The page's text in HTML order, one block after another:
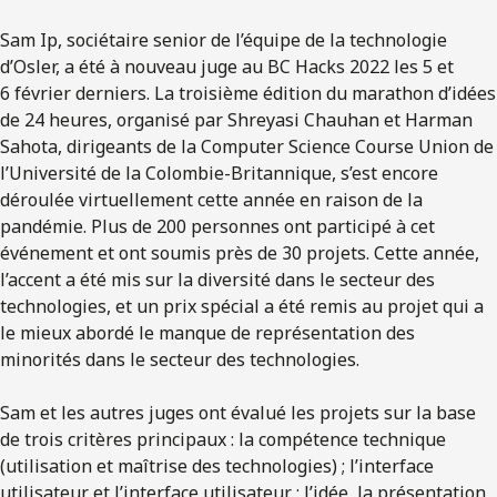
Sam Ip, sociétaire senior de l’équipe de la technologie
d’Osler, a été à nouveau juge au BC Hacks 2022 les 5 et
6 février derniers. La troisième édition du marathon d’idées
de 24 heures, organisé par Shreyasi Chauhan et Harman
Sahota, dirigeants de la Computer Science Course Union de
l’Université de la Colombie-Britannique, s’est encore
déroulée virtuellement cette année en raison de la
pandémie. Plus de 200 personnes ont participé à cet
événement et ont soumis près de 30 projets. Cette année,
l’accent a été mis sur la diversité dans le secteur des
technologies, et un prix spécial a été remis au projet qui a
le mieux abordé le manque de représentation des
minorités dans le secteur des technologies.
Sam et les autres juges ont évalué les projets sur la base
de trois critères principaux : la compétence technique
(utilisation et maîtrise des technologies) ; l’interface